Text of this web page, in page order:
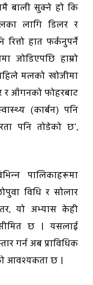
बाली सुक्ने हो कि
लागि डिलर र
हात फर्कनुपर्ने
जोडिएपछि हाम्रो
मलको खोजीमा
र आँगनको फोहरबाट
(कार्बन) पनि
पनि तोडेको छ’,
पालिकाहरूमा
विधि र सोलार
यो अभ्यास केही
छ । यसलाई
गर्न अब प्राविधिक
को आवश्यकता छ ।